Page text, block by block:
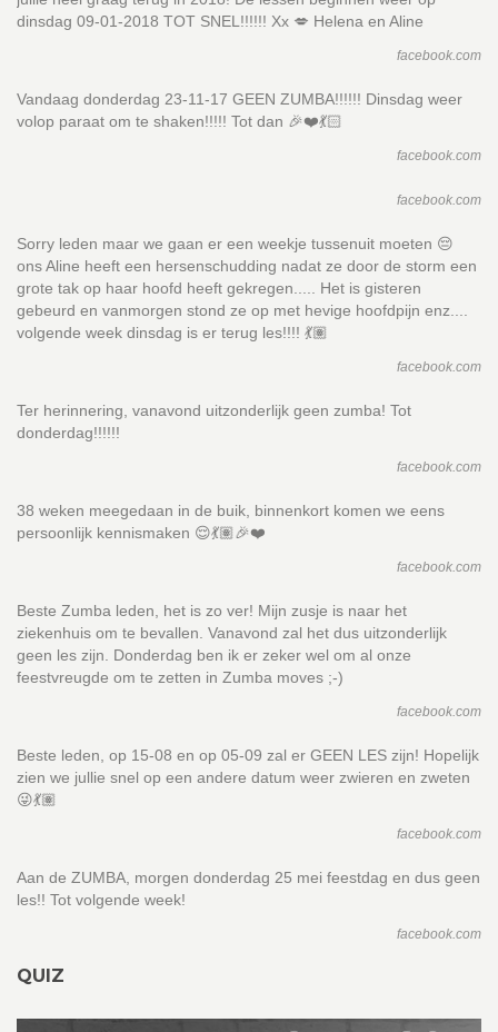
dinsdag 09-01-2018 TOT SNEL!!!!!! Xx 💋 Helena en Aline
facebook.com
Vandaag donderdag 23-11-17 GEEN ZUMBA!!!!!! Dinsdag weer
volop paraat om te shaken!!!!! Tot dan 🎉❤️💃🏻
facebook.com
facebook.com
Sorry leden maar we gaan er een weekje tussenuit moeten 😔
ons Aline heeft een hersenschudding nadat ze door de storm een
grote tak op haar hoofd heeft gekregen..... Het is gisteren
gebeurd en vanmorgen stond ze op met hevige hoofdpijn enz....
volgende week dinsdag is er terug les!!!! 💃🏽
facebook.com
Ter herinnering, vanavond uitzonderlijk geen zumba! Tot
donderdag!!!!!!
facebook.com
38 weken meegedaan in de buik, binnenkort komen we eens
persoonlijk kennismaken 😌💃🏽🎉❤️
facebook.com
Beste Zumba leden, het is zo ver! Mijn zusje is naar het
ziekenhuis om te bevallen. Vanavond zal het dus uitzonderlijk
geen les zijn. Donderdag ben ik er zeker wel om al onze
feestvreugde om te zetten in Zumba moves ;-)
facebook.com
Beste leden, op 15-08 en op 05-09 zal er GEEN LES zijn! Hopelijk
zien we jullie snel op een andere datum weer zwieren en zweten
😜💃🏽
facebook.com
Aan de ZUMBA, morgen donderdag 25 mei feestdag en dus geen
les!! Tot volgende week!
facebook.com
QUIZ